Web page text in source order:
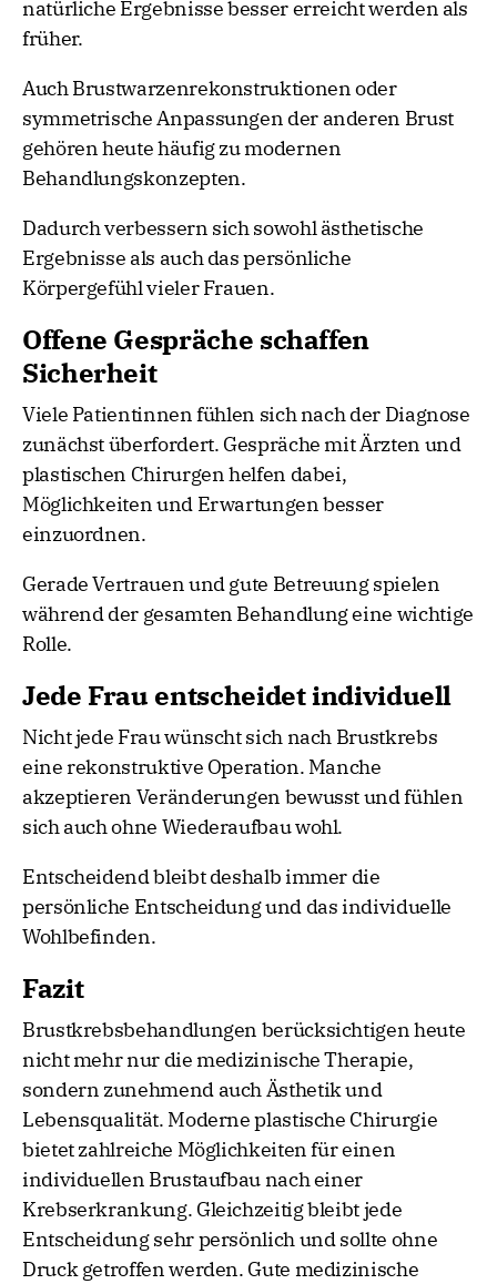
natürliche Ergebnisse besser erreicht werden als
früher.
Auch Brustwarzenrekonstruktionen oder
symmetrische Anpassungen der anderen Brust
gehören heute häufig zu modernen
Behandlungskonzepten.
Dadurch verbessern sich sowohl ästhetische
Ergebnisse als auch das persönliche
Körpergefühl vieler Frauen.
Offene Gespräche schaffen
Sicherheit
Viele Patientinnen fühlen sich nach der Diagnose
zunächst überfordert. Gespräche mit Ärzten und
plastischen Chirurgen helfen dabei,
Möglichkeiten und Erwartungen besser
einzuordnen.
Gerade Vertrauen und gute Betreuung spielen
während der gesamten Behandlung eine wichtige
Rolle.
Jede Frau entscheidet individuell
Nicht jede Frau wünscht sich nach Brustkrebs
eine rekonstruktive Operation. Manche
akzeptieren Veränderungen bewusst und fühlen
sich auch ohne Wiederaufbau wohl.
Entscheidend bleibt deshalb immer die
persönliche Entscheidung und das individuelle
Wohlbefinden.
Fazit
Brustkrebsbehandlungen berücksichtigen heute
nicht mehr nur die medizinische Therapie,
sondern zunehmend auch Ästhetik und
Lebensqualität. Moderne plastische Chirurgie
bietet zahlreiche Möglichkeiten für einen
individuellen Brustaufbau nach einer
Krebserkrankung. Gleichzeitig bleibt jede
Entscheidung sehr persönlich und sollte ohne
Druck getroffen werden. Gute medizinische